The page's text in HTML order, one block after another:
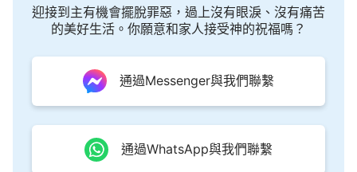
伯為他們祈禱達到了神的耳中，神因為悦納了約伯的
個人的時候，神會賞賜他很多，這個賞賜不止是物質
上的，而且神也賜給他權柄，讓他有資格為别人祈
的過犯，這就是神給約伯的權柄。藉着「約伯祈禱而
他人不被神定罪」這樣的方式來羞辱那些愚妄的人，
迎接到主有機會擺脫罪惡，過上沒有眼淚、沒有痛苦
的美好生活。你願意和家人接受神的祝福嗎？
通過Messenger與我們聯繫
通過WhatsApp與我們聯繫